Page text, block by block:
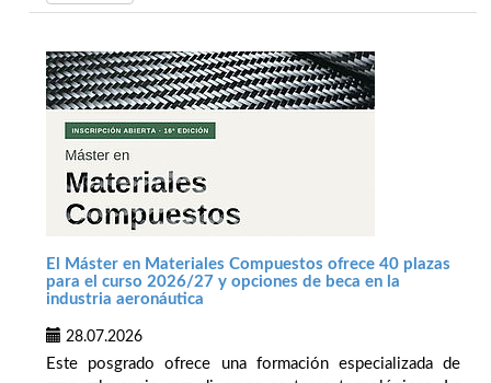
El Máster en Materiales Compuestos ofrece 40 plazas
para el curso 2026/27 y opciones de beca en la
industria aeronáutica
28.07.2026
Este posgrado ofrece una formación especializada de